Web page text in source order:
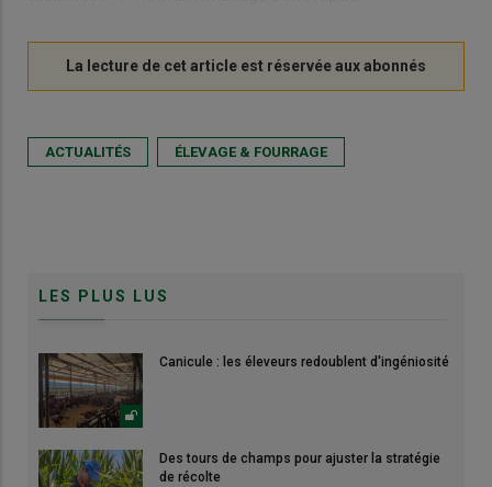
ACTUALITÉS ÉLEVAGE & FOURRAGE
LES PLUS LUS
Canicule : les éleveurs redoublent d'ingéniosité
Des tours de champs pour ajuster la stratégie
de récolte